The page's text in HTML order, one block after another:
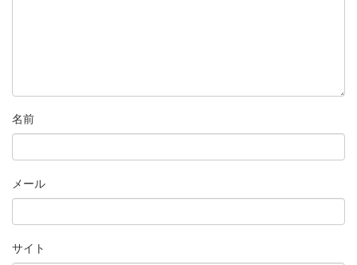
名前
メール
サイト